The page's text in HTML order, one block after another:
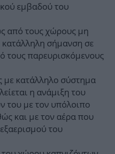
εμβαδού του
από τους χώρους μη
κατάλληλη σήμανση σε
τους παρευρισκόμενους
με κατάλληλο σύστημα
η ανάμιξη του
του με τον υπόλοιπο
και με τον αέρα που
του